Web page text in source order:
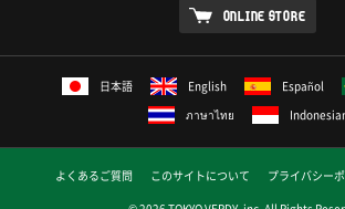
ONLINE STORE
日本語 English Español
ภาษาไทย
よくあるご質問 このサイトについて プライバシー